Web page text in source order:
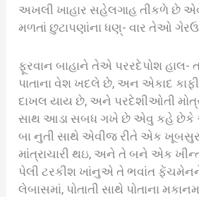
અખલી ખાહાર સહેલગાહ તીકળે છે
મળતાં છુટાપણાંના ધણ્‌- વાર તેઓ
ફૂરવાન બાહાને તેએ પરરદેપોશ હાલ-
પાતાના વેશ ખદલે છે, અન એકાદ
દાખલ યાય છે, અને પરદેશીઓતી
સાથ આડા સબધ ગખે છે એવુ કહે છેકે
બા નુતી સાથે એવીજ રીતે એક
માંત્રાચારી થઇ, અને તે બને એક
પેલી ટરકીશ ખાંનુએ તે ભવાંત ફેંચમેનને
લેબાસમાં, પોતાતી સાથે પોતાના